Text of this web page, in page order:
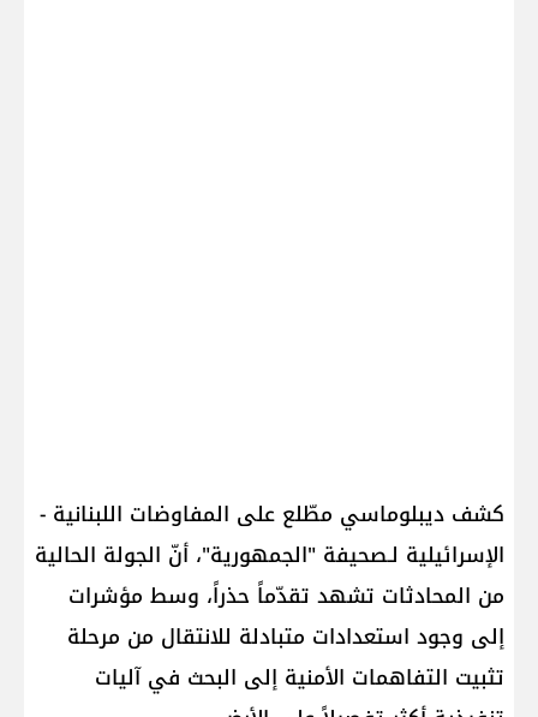
كشف ديبلوماسي مطّلع على المفاوضات اللبنانية -
الإسرائيلية لـصحيفة "الجمهورية"، أنّ الجولة الحالية
من المحادثات تشهد تقدّماً حذراً، وسط مؤشرات
إلى وجود استعدادات متبادلة للانتقال من مرحلة
تثبيت التفاهمات الأمنية إلى البحث في آليات